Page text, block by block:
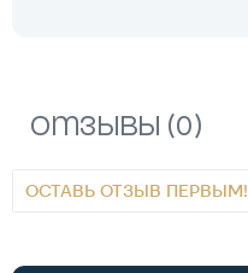
Отзывы (0)
ОСТАВЬ ОТЗЫВ ПЕРВЫМ!